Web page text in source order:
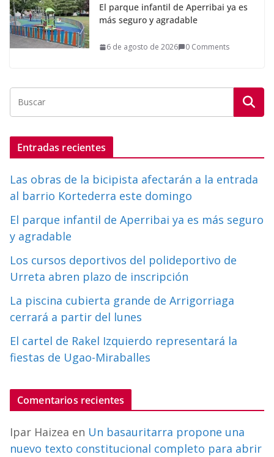
El parque infantil de Aperribai ya es
más seguro y agradable
6 de agosto de 2026 0 Comments
Entradas recientes
Las obras de la bicipista afectarán a la entrada
al barrio Kortederra este domingo
El parque infantil de Aperribai ya es más seguro
y agradable
Los cursos deportivos del polideportivo de
Urreta abren plazo de inscripción
La piscina cubierta grande de Arrigorriaga
cerrará a partir del lunes
El cartel de Rakel Izquierdo representará la
fiestas de Ugao-Miraballes
Comentarios recientes
Ipar Haizea en Un basauritarra propone una
nuevo texto constitucional completo para abrir